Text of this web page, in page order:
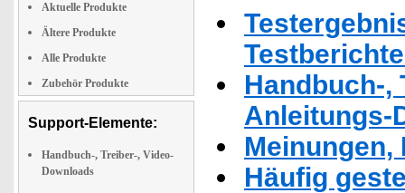
Aktuelle Produkte
Ältere Produkte
Alle Produkte
Zubehör Produkte
Support-Elemente:
Handbuch-, Treiber-, Video-
Downloads
Handbuch-,
Anleitungs-
Häufig